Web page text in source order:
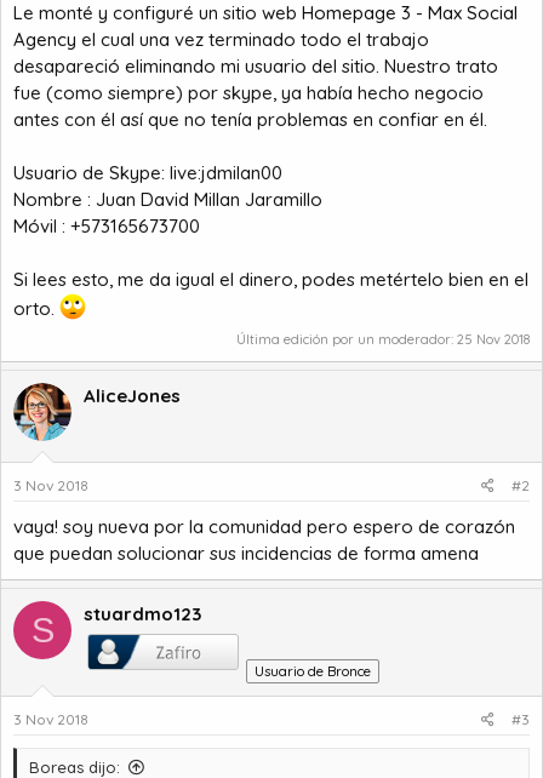
Le monté y configuré un sitio web Homepage 3 - Max Social
Agency el cual una vez terminado todo el trabajo
desapareció eliminando mi usuario del sitio. Nuestro trato
fue (como siempre) por skype, ya había hecho negocio
antes con él así que no tenía problemas en confiar en él.
Usuario de Skype: live:jdmilan00
Nombre : Juan David Millan Jaramillo
Móvil : +573165673700
Si lees esto, me da igual el dinero, podes metértelo bien en el
orto.
Última edición por un moderador: 25 Nov 2018
AliceJones
3 Nov 2018 #2
vaya! soy nueva por la comunidad pero espero de corazón
que puedan solucionar sus incidencias de forma amena
S stuardmo123
Usuario de Bronce
3 Nov 2018 #3
Boreas dijo: